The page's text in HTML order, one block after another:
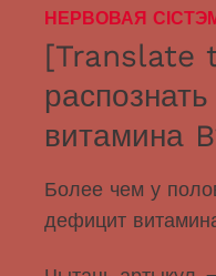
НЕРВОВАЯ
[Translate
витамина
стало
Более чем у
дефицит